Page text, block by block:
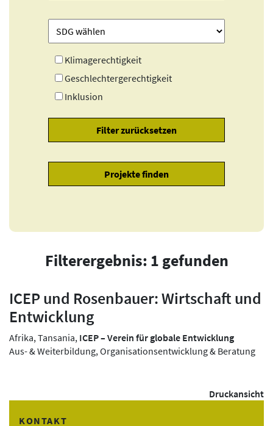
Klimagerechtigkeit
Geschlechtergerechtigkeit
Inklusion
Filterergebnis: 1 gefunden
ICEP und Rosenbauer: Wirtschaft und
Entwicklung
Afrika, Tansania, ICEP – Verein für globale Entwicklung
Aus- & Weiterbildung, Organisationsentwicklung & Beratung
Druckansicht
KONTAKT